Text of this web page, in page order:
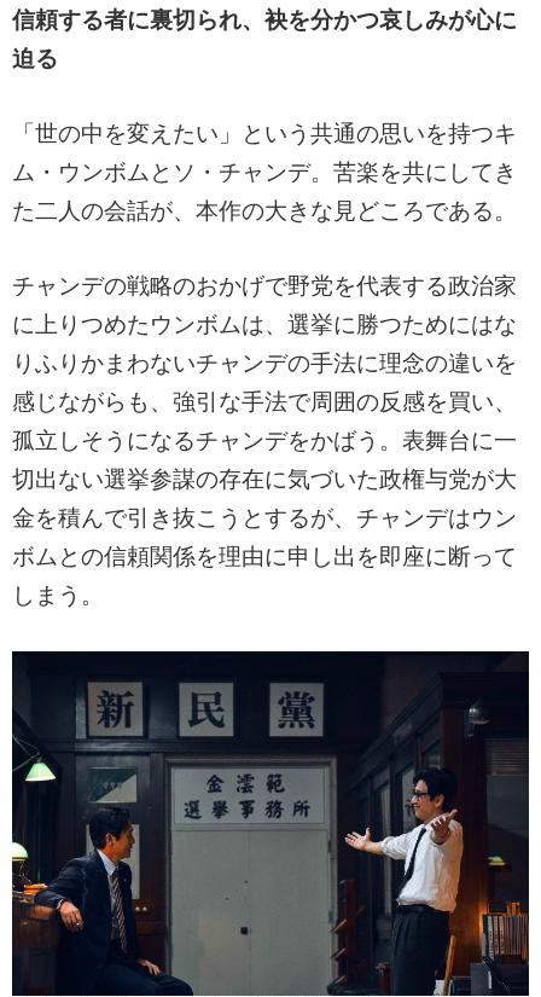
信頼する者に裏切られ、袂を分かつ哀しみが心に
迫る
「世の中を変えたい」という共通の思いを持つキ
ム・ウンボムとソ・チャンデ。苦楽を共にしてき
た二人の会話が、本作の大きな見どころである。
チャンデの戦略のおかげで野党を代表する政治家
に上りつめたウンボムは、選挙に勝つためにはな
りふりかまわないチャンデの手法に理念の違いを
感じながらも、強引な手法で周囲の反感を買い、
孤立しそうになるチャンデをかばう。表舞台に一
切出ない選挙参謀の存在に気づいた政権与党が大
金を積んで引き抜こうとするが、チャンデはウン
ボムとの信頼関係を理由に申し出を即座に断って
しまう。